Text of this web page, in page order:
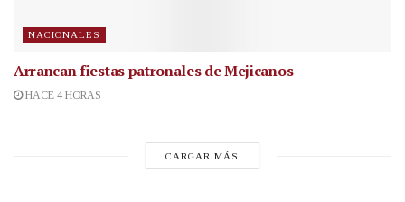
NACIONALES
Arrancan fiestas patronales de Mejicanos
HACE 4 HORAS
CARGAR MÁS